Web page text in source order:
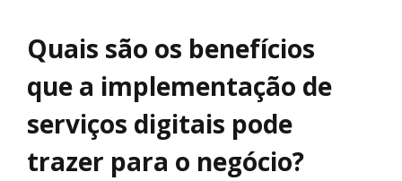
Quais são os benefícios
que a implementação de
serviços digitais pode
trazer para o negócio?